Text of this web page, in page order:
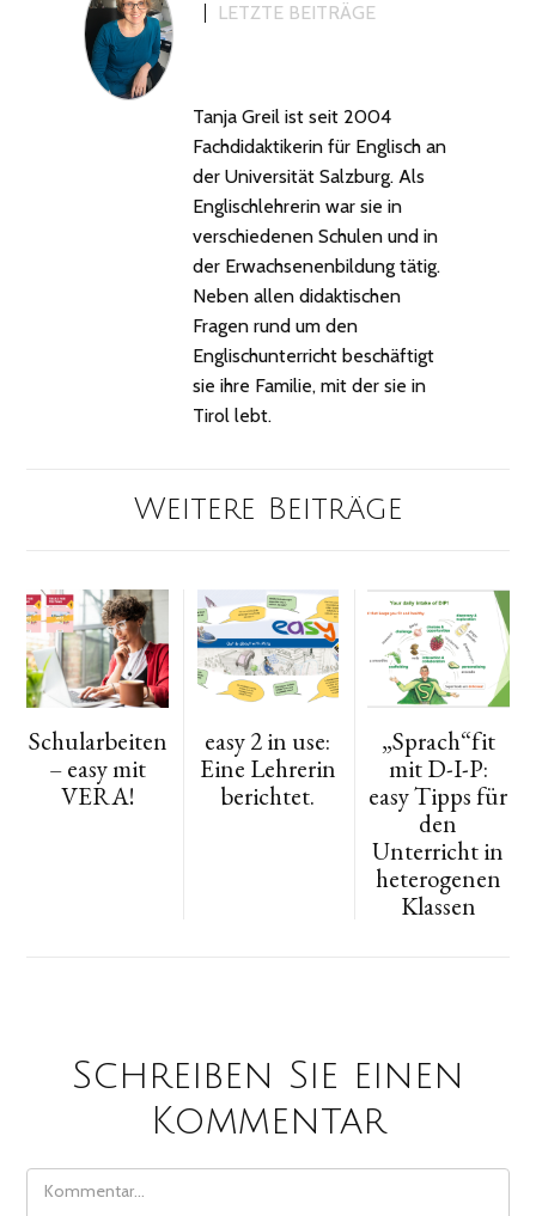
LETZTE BEITRÄGE
Tanja Greil ist seit 2004
Fachdidaktikerin für Englisch an
der Universität Salzburg. Als
Englischlehrerin war sie in
verschiedenen Schulen und in
der Erwachsenenbildung tätig.
Neben allen didaktischen
Fragen rund um den
Englischunterricht beschäftigt
sie ihre Familie, mit der sie in
Tirol lebt.
Weitere Beiträge
Schularbeiten
– easy mit
VERA!
easy 2 in use:
Eine Lehrerin
berichtet.
„Sprach“fit
mit D-I-P:
easy Tipps für
den
Unterricht in
heterogenen
Klassen
Schreiben Sie einen
Kommentar
COMMENT